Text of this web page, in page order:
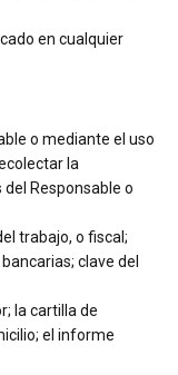
en cualquier
o mediante el uso
la
Responsable o
trabajo, o fiscal;
clave del
la cartilla de
el informe